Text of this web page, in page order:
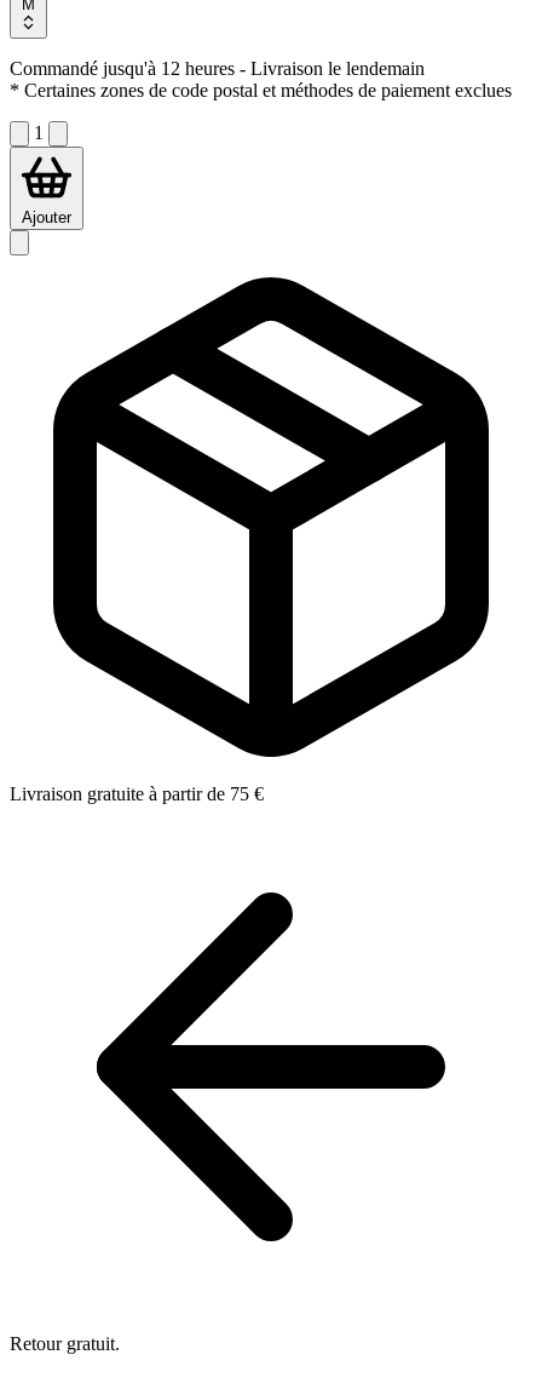
M
Commandé jusqu'à 12 heures - Livraison le lendemain
* Certaines zones de code postal et méthodes de paiement exclues
1
Ajouter
Livraison gratuite à partir de 75 €
Retour gratuit.